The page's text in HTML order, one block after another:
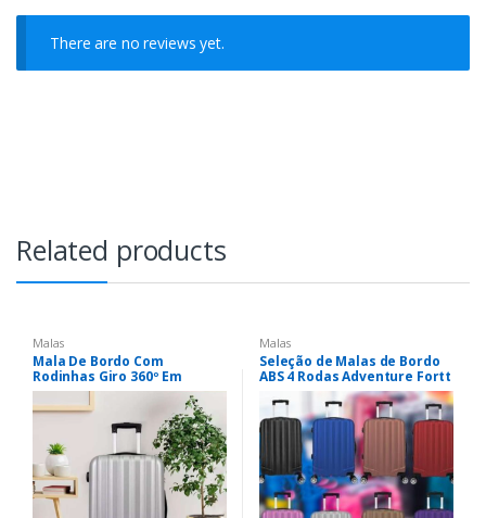
There are no reviews yet.
Related products
Malas
Mala De Bordo Com
Rodinhas Giro 360º Em
Material Abs Com Cad
Malas
Seleção de Malas de Bordo
ABS 4 Rodas Adventure Fortt